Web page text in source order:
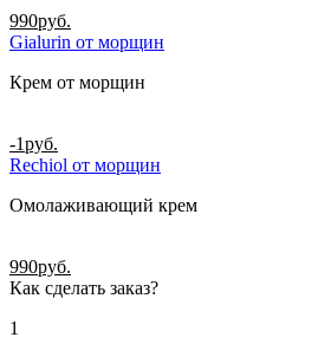
990руб.
Gialurin от морщин
Крем от морщин
-1руб.
Rechiol от морщин
Омолаживающий крем
990руб.
Как сделать заказ?
1